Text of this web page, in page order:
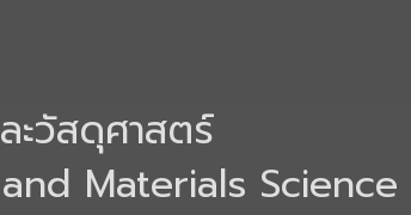
ะวัสดุศาสตร์
Materials Science